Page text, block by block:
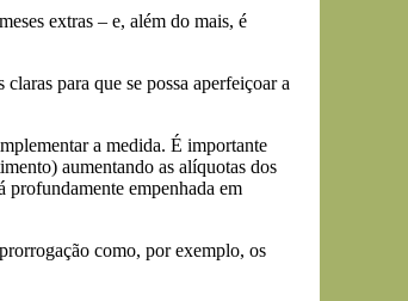
extras – e, além do mais, é
para que se possa aperfeiçoar a
a medida. É importante
aumentando as alíquotas dos
profundamente empenhada em
como, por exemplo, os